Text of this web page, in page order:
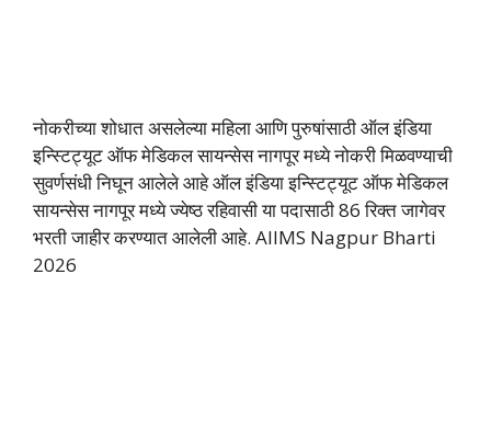
नोकरीच्या शोधात असलेल्या महिला आणि पुरुषांसाठी ऑल इंडिया
इन्स्टिट्यूट ऑफ मेडिकल सायन्सेस नागपूर मध्ये नोकरी मिळवण्याची
सुवर्णसंधी निघून आलेले आहे ऑल इंडिया इन्स्टिट्यूट ऑफ मेडिकल
सायन्सेस नागपूर मध्ये ज्येष्ठ रहिवासी या पदासाठी 86 रिक्त जागेवर
भरती जाहीर करण्यात आलेली आहे. AIIMS Nagpur Bharti
2026